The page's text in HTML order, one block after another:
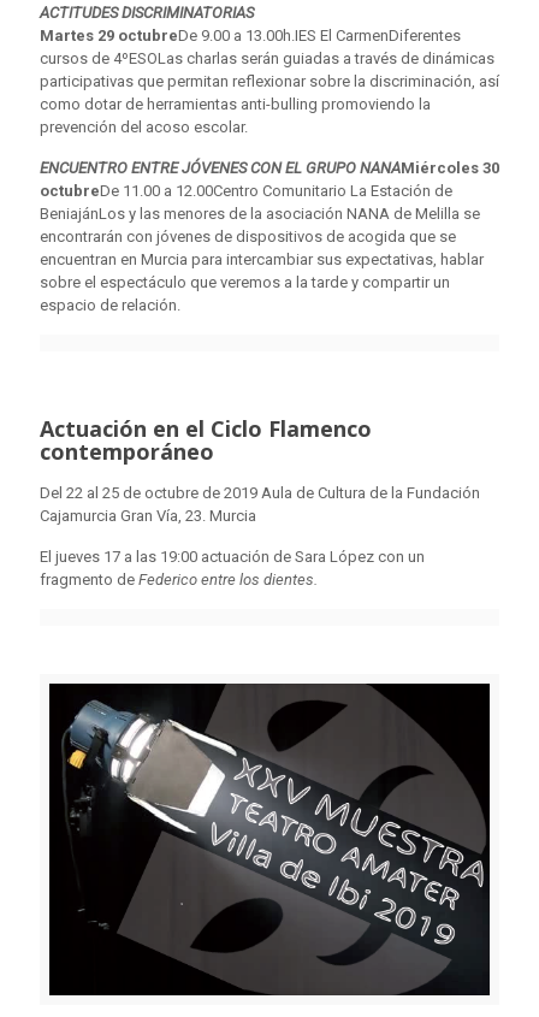
ACTITUDES DISCRIMINATORIAS
Martes 29 octubreDe 9.00 a 13.00h.IES El CarmenDiferentes
cursos de 4ºESOLas charlas serán guiadas a través de dinámicas
participativas que permitan reflexionar sobre la discriminación, así
como dotar de herramientas anti-bulling promoviendo la
prevención del acoso escolar.
ENCUENTRO ENTRE JÓVENES CON EL GRUPO NANAMiércoles 30
octubreDe 11.00 a 12.00Centro Comunitario La Estación de
BeniajánLos y las menores de la asociación NANA de Melilla se
encontrarán con jóvenes de dispositivos de acogida que se
encuentran en Murcia para intercambiar sus expectativas, hablar
sobre el espectáculo que veremos a la tarde y compartir un
espacio de relación.
Actuación en el Ciclo Flamenco
contemporáneo
Del 22 al 25 de octubre de 2019 Aula de Cultura de la Fundación
Cajamurcia Gran Vía, 23. Murcia
El jueves 17 a las 19:00 actuación de Sara López con un
fragmento de Federico entre los dientes.